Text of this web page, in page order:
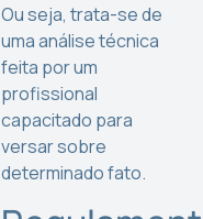
Ou seja, trata-se de
uma análise técnica
feita por um
profissional
capacitado para
versar sobre
determinado fato.